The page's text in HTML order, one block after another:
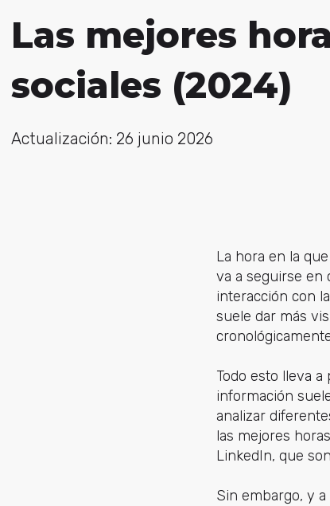
Las mejores
sociales (2024)
Actualización: 26 junio 2026
La hora en la
va a seguirse en
interacción con
suele dar más
Todo esto lleva
información
analizar
las mejores
LinkedIn, que
Sin embargo, y